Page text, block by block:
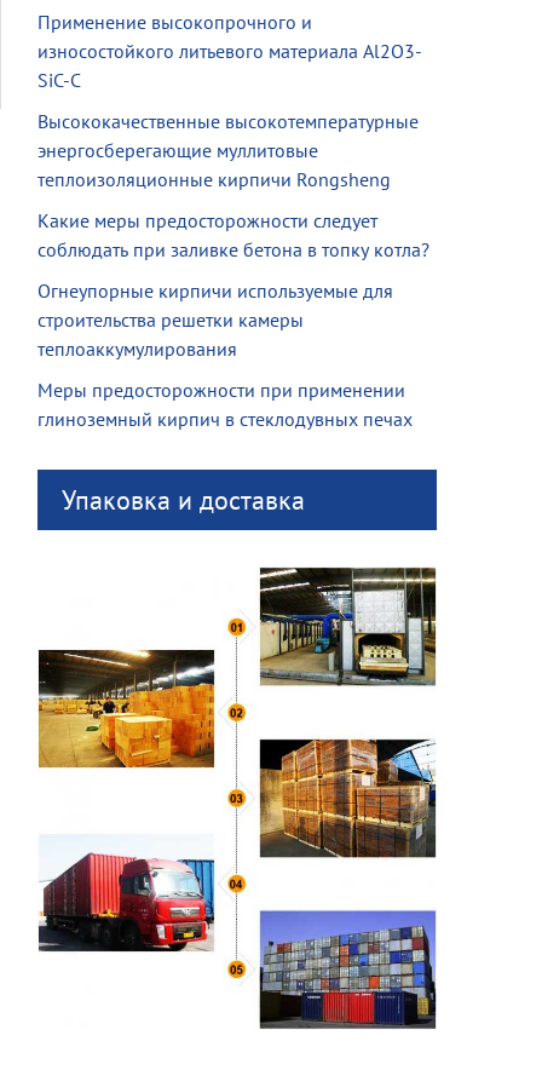
Применение высокопрочного и
износостойкого литьевого материала Al2O3-
SiC-C
Высококачественные высокотемпературные
энергосберегающие муллитовые
теплоизоляционные кирпичи Rongsheng
Какие меры предосторожности следует
соблюдать при заливке бетона в топку котла?
Огнеупорные кирпичи используемые для
строительства решетки камеры
теплоаккумулирования
Меры предосторожности при применении
глиноземный кирпич в стеклодувных печах
Упаковка и доставка